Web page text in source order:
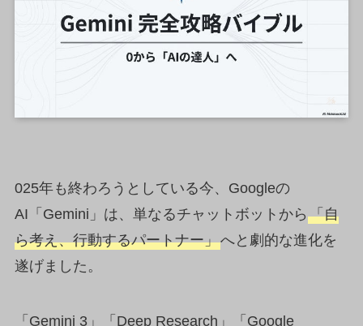
025年も終わろうとしている今、Googleの
AI「Gemini」は、単なるチャットボットから 「自
ら考え、行動するパートナー」へと劇的な進化を
遂げました。
「Gemini 3」「Deep Research」「Google